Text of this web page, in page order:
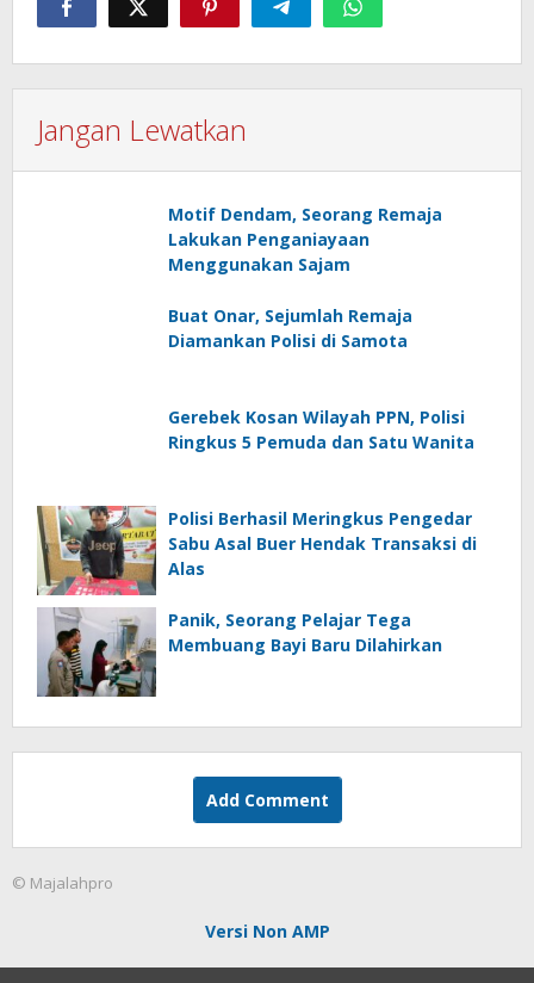
Jangan Lewatkan
Motif Dendam, Seorang Remaja
Lakukan Penganiayaan
Menggunakan Sajam
Buat Onar, Sejumlah Remaja
Diamankan Polisi di Samota
Gerebek Kosan Wilayah PPN, Polisi
Ringkus 5 Pemuda dan Satu Wanita
Polisi Berhasil Meringkus Pengedar
Sabu Asal Buer Hendak Transaksi di
Alas
Panik, Seorang Pelajar Tega
Membuang Bayi Baru Dilahirkan
Add Comment
© Majalahpro
Versi Non AMP